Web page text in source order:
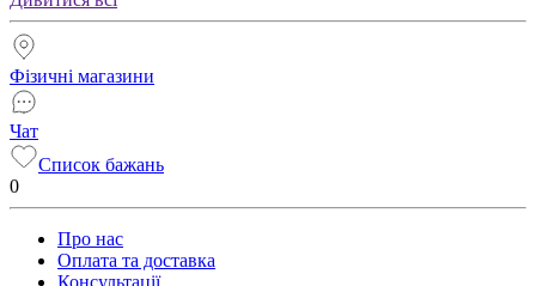
Фізичні магазини
Чат
Список бажань
0
Про нас
Оплата та доставка
Консультації